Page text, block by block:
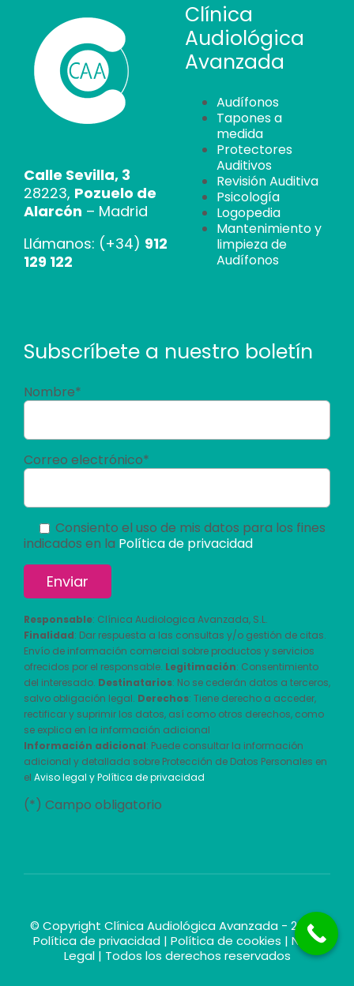
Calle Sevilla, 3
28223, Pozuelo de
Alarcón – Madrid
Llámanos: (+34) 912
129 122
Clínica
Audiológica
Avanzada
Audífonos
Tapones a
medida
Protectores
Auditivos
Revisión Auditiva
Psicología
Logopedia
Mantenimiento y
limpieza de
Audífonos
Subscríbete a nuestro boletín
Nombre*
Correo electrónico*
Consiento el uso de mis datos para los fines
indicados en la Política de privacidad
Responsable: Clínica Audiologica Avanzada, S.L.
Finalidad: Dar respuesta a las consultas y/o gestión de citas.
Envío de información comercial sobre productos y servicios
ofrecidos por el responsable. Legitimación: Consentimiento
del interesado. Destinatarios: No se cederán datos a terceros,
salvo obligación legal. Derechos: Tiene derecho a acceder,
rectificar y suprimir los datos, así como otros derechos, como
se explica en la información adicional
Información adicional: Puede consultar la información
adicional y detallada sobre Protección de Datos Personales en
el Aviso legal y Política de privacidad
(*) Campo obligatorio
© Copyright Clínica Audiológica Avanzada - 2026 |
Política de privacidad | Política de cookies | Nota
Legal| Todos los derechos reservados